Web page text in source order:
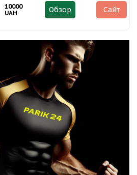
10000
UAH
Обзор Сайт